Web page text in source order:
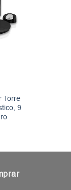
Torre
9